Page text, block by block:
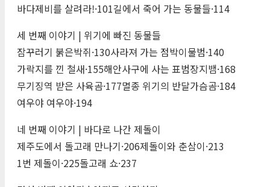
바다제비를 살려라!·101길에서 죽어 가는 동물들·114
세 번째 이야기 | 위기에 빠진 동물들
잠꾸러기 붉은박쥐·130사라져 가는 점박이물범·140
가락지를 낀 철새·155해안사구에 사는 표범장지뱀·168
무기징역 받은 사육곰·177멸종 위기의 반달가슴곰·184
여우야 여우야·194
네 번째 이야기 | 바다로 나간 제돌이
제주도에서 돌고래 만나기·206제돌이와 춘삼이·213
1번 제돌이·225돌고래 쇼·237